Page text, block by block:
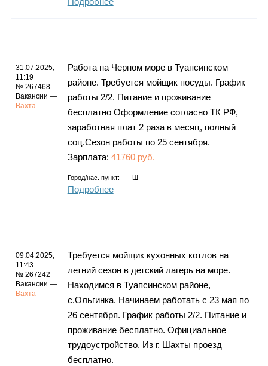
Фотогалерея
31.07.2025,
11:19
№ 267468
Вакансии —
Вахта
Работа на Черном море в Туапсинском
районе. Требуется мойщик посуды. График
работы 2/2. Питание и проживание
бесплатно Оформление согласно ТК РФ,
заработная плат 2 раза в месяц, полный
соц.Сезон работы по 25 сентября.
Зарплата: 41760 руб.
Город/нас. пункт:
Подробнее
09.04.2025,
11:43
№ 267242
Вакансии —
Вахта
Требуется мойщик кухонных котлов на
летний сезон в детский лагерь на море.
Находимся в Туапсинском районе,
с.Ольгинка. Начинаем работать с 23 мая по
26 сентября. График работы 2/2. Питание и
проживание бесплатно. Официальное
трудоустройство. Из г. Шахты проезд
бесплатно.